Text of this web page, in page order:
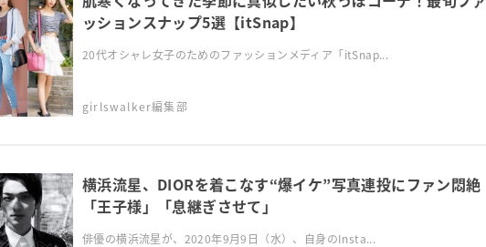
ッションスナップ5選【itSnap】
20代オシャレ女子のためのファッションメディア「itSnap...
girlswalker編集部
横浜流星、DIORを着こなす“爆イケ”写真連投にファン悶絶
「王子様」「息継ぎさせて」
俳優の横浜流星が、2020年9月9日（水）、自身のInsta...